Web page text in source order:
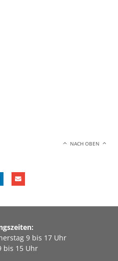
NACH OBEN
9 bis 17 Uhr
bis 15 Uhr